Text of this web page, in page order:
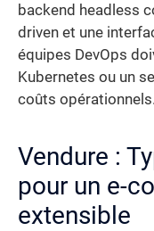
backend headless
driven et une
équipes DevOps
Kubernetes ou un
coûts opérationnels.
Vendure :
pour un e-
extensible